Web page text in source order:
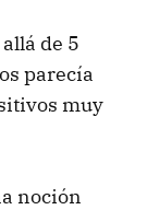
de 5
parecía
muy
noción